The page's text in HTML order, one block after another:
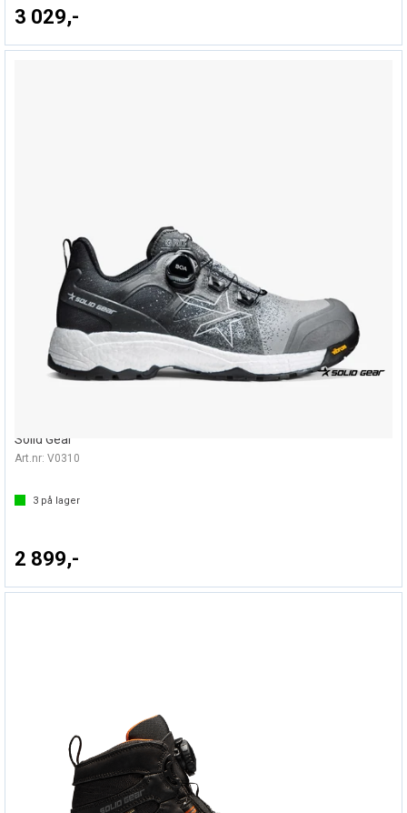
3 029,-
Solid Gear
Art.nr: V0310
3 på lager
2 899,-